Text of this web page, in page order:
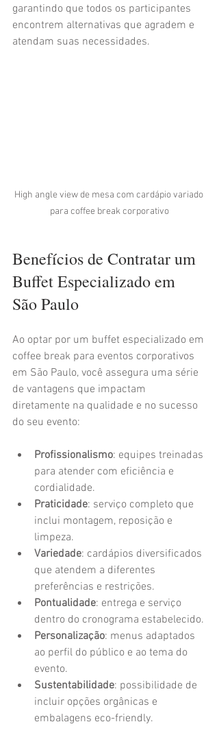
garantindo que todos os participantes
encontrem alternativas que agradem e
atendam suas necessidades.
High angle view de mesa com cardápio variado
para coffee break corporativo
Benefícios de Contratar um
Buffet Especializado em
São Paulo
Ao optar por um buffet especializado em
coffee break para eventos corporativos
em São Paulo, você assegura uma série
de vantagens que impactam
diretamente na qualidade e no sucesso
do seu evento:
Profissionalismo: equipes treinadas
para atender com eficiência e
cordialidade.
Praticidade: serviço completo que
inclui montagem, reposição e
limpeza.
Variedade: cardápios diversificados
que atendem a diferentes
preferências e restrições.
Pontualidade: entrega e serviço
dentro do cronograma estabelecido.
Personalização: menus adaptados
ao perfil do público e ao tema do
evento.
Sustentabilidade: possibilidade de
incluir opções orgânicas e
embalagens eco-friendly.